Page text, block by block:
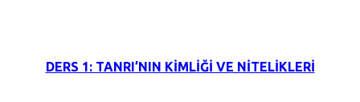
DERS 1: TANRI’NIN KİMLİĞİ VE NİTELİKLERİ